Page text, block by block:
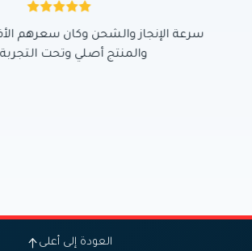
سرعة الإنجاز والشحن وكان سعرهم
والمنتج أصلي وتحت التجربة
العودة إلى أعلى